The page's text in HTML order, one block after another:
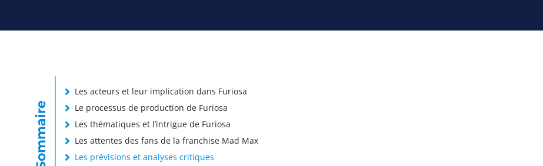
Sommaire
Les acteurs et leur implication dans Furiosa
Le processus de production de Furiosa
Les thématiques et l’intrigue de Furiosa
Les attentes des fans de la franchise Mad Max
Les prévisions et analyses critiques